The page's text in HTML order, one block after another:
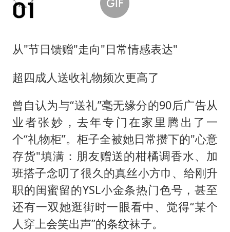
从"节日馈赠"走向"日常情感表达"
超四成人送收礼物频次更高了
曾自认为与“送礼”毫无缘分的90后广告从
业者张妙，去年专门在家里腾出了一
个“礼物柜”。柜子全被她日常攒下的"心意
存货"填满：朋友赠送的柑橘调香水、加
班搭子念叨了很久的真丝小方巾、给刚升
职的闺蜜留的YSL小金条热门色号，甚至
还有一双她逛街时一眼看中、觉得“某个
人穿上会笑出声”的条纹袜子。